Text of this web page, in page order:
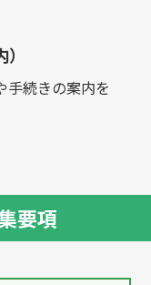
手続きの案内を
要項